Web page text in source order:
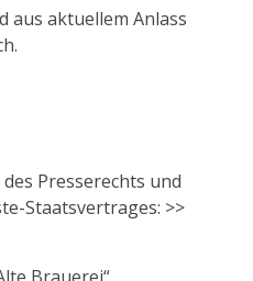
aus aktuellem Anlass
Presserechts und
Staatsvertrages: >>